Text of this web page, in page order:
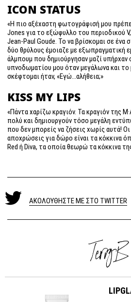
ICON STATUS
«Η πιο αξέχαστη φωτογράφισή μου
Jones για το εξώφυλλο του περιοδικού
Jean-Paul Goude. Το να βρίσκομαι σε ένα
δύο θρύλους έμοιαζε με εξωπραγματική
άλμπουμ που δημιούργησαν μαζί υπήρχαν
υπνοδωματίου μου όταν μεγάλωνα και το
σκέφτομαι ήταν, «Εγώ...αλήθεια;»
KISS MY LIPS
«Πάντα χαρίζω κραγιόν. Τα κραγιόν της
πολύ και δημιουργούν τόσο μεγάλη
που δεν μπορείς να ζήσεις χωρίς αυτά!
αποχρώσεις για δώρο είναι τα κόκκινα
Red ή Diva, τα οποία θεωρώ τα κόκκινα
ΑΚΟΛΟΥΘΗΣΤΕ ΜΕ ΣΤΟ TWITTER